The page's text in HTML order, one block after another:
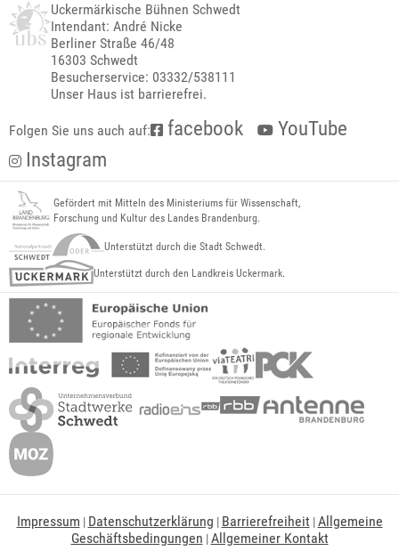
Uckermärkische Bühnen Schwedt
Intendant: André Nicke
Berliner Straße 46/48
16303 Schwedt
Besucherservice: 03332/538111
Unser Haus ist barrierefrei.
Folgen Sie uns auch auf: facebook
YouTube
Instagram
Gefördert mit Mitteln des Ministeriums für Wissenschaft,
Forschung und Kultur des Landes Brandenburg.
Unterstützt durch die Stadt Schwedt.
Unterstützt durch den Landkreis Uckermark.
Impressum | Datenschutzerklärung | Barrierefreiheit|Allgemeine
Geschäftsbedingungen |Allgemeiner Kontakt